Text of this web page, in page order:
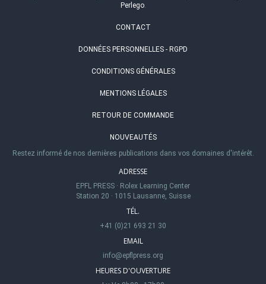
Perlego.
CONTACT
DONNÉES PERSONNELLES - RGPD
CONDITIONS GÉNÉRALES
MENTIONS LÉGALES
RETOUR DE COMMANDE
NOUVEAUTÉS
Restez informé de nos dernières publications dans vos domaines d'intérêt.
ADRESSE
EPFL PRESS · Rolex Learning Center
Station 20 · 1015 Lausanne, Suisse
TÉL.
+41 (0)21 693 21 30
EMAIL
info@epflpress.org
HEURES D'OUVERTURE